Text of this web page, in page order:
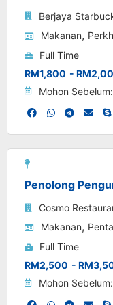
Berjaya
Makanan,
Full Time
RM1,800 -
Mohon
Penolong
Cosmo
Makanan,
Full Time
RM2,500 -
Mohon